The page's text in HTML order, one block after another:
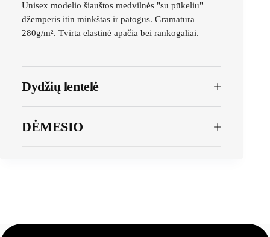
Unisex modelio šiauštos medvilnės "su pūkeliu"
džemperis itin minkštas ir patogus. Gramatūra
280g/m². Tvirta elastinė apačia bei rankogaliai.
Dydžių lentelė
DĖMESIO